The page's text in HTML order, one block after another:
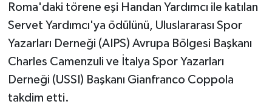
Roma'daki törene eşi Handan Yardımcı ile katılan
Servet Yardımcı'ya ödülünü, Uluslararası Spor
Yazarları Derneği (AIPS) Avrupa Bölgesi Başkanı
Charles Camenzuli ve İtalya Spor Yazarları
Derneği (USSI) Başkanı Gianfranco Coppola
takdim etti.